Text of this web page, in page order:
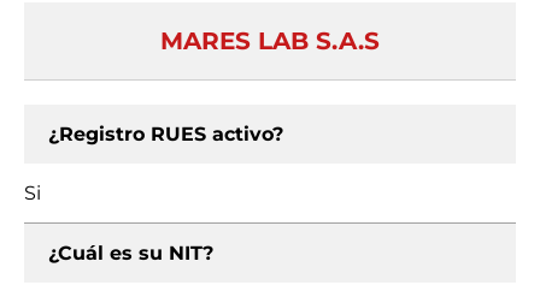
MARES LAB S.A.S
¿Registro RUES activo?
Si
¿Cuál es su NIT?